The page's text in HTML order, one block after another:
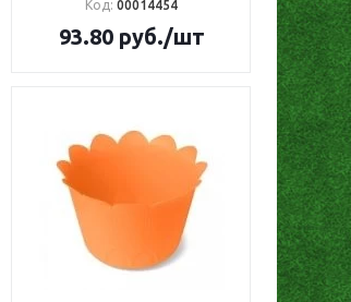
Код: 00014454
93.80руб./шт